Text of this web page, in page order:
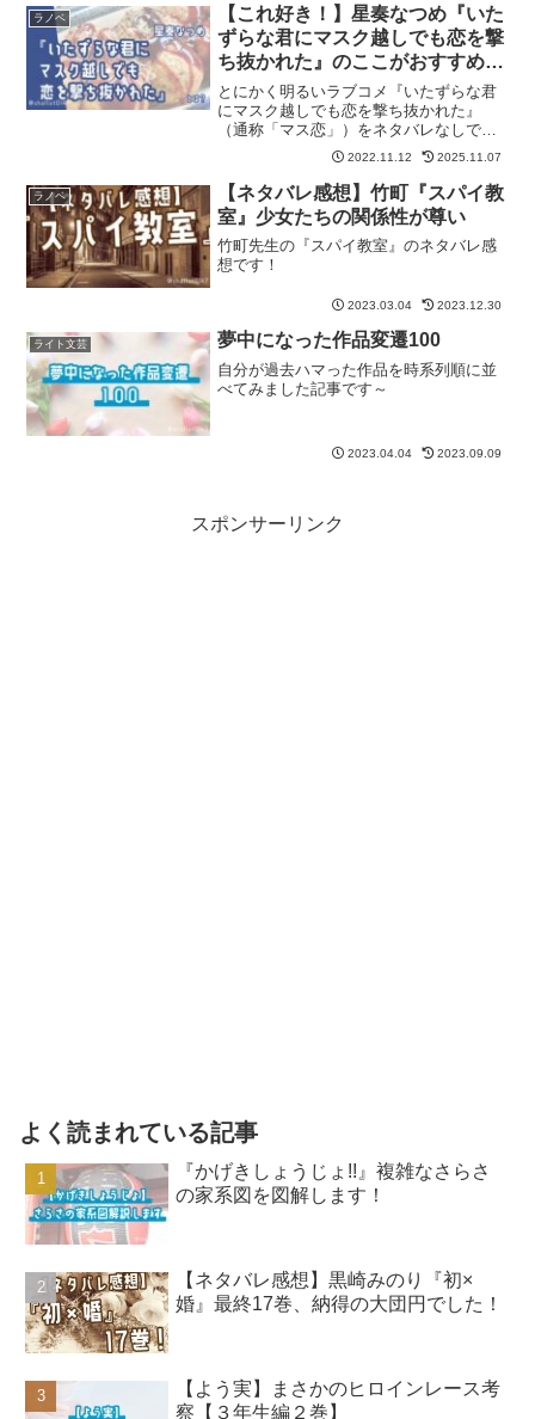
ラノベ
【これ好き！】星奏なつめ『いた
ずらな君にマスク越しでも恋を撃
ち抜かれた』のここがおすすめ
【マス恋】
とにかく明るいラブコメ『いたずらな君
にマスク越しでも恋を撃ち抜かれた』
（通称「マス恋」）をネタバレなしでご
紹介します！ 記事の最後には「マス
恋」が気に入った方におすすめの作品も
紹介しています。
2022.11.12 2025.11.07
ラノベ
【ネタバレ感想】竹町『スパイ教
室』少女たちの関係性が尊い
竹町先生の『スパイ教室』のネタバレ感
想です！
2023.03.04 2023.12.30
ライト文芸 夢中になった作品変遷100
自分が過去ハマった作品を時系列順に並
べてみました記事です～
2023.04.04 2023.09.09
スポンサーリンク
よく読まれている記事
『かげきしょうじょ!!』複雑なさらさ
の家系図を図解します！
【ネタバレ感想】黒崎みのり『初×
婚』最終17巻、納得の大団円でした！
【よう実】まさかのヒロインレース考
察【３年生編２巻】